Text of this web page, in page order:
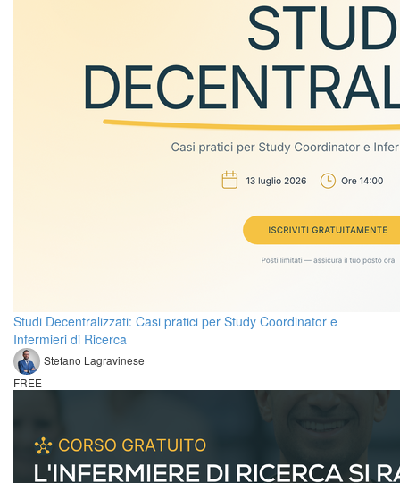
Studi Decentralizzati: Casi pratici per Study Coordinator e
Infermieri di Ricerca
Stefano Lagravinese
FREE